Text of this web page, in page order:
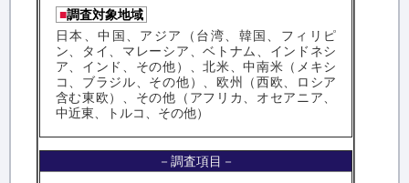
■調査対象地域
日本、中国、アジア（台湾、韓国、フィリピ
ン、タイ、マレーシア、ベトナム、インドネシ
ア、インド、その他）、北米、中南米（メキシ
コ、ブラジル、その他）、欧州（西欧、ロシア
含む東欧）、その他（アフリカ、オセアニア、
中近東、トルコ、その他）
－調査項目－